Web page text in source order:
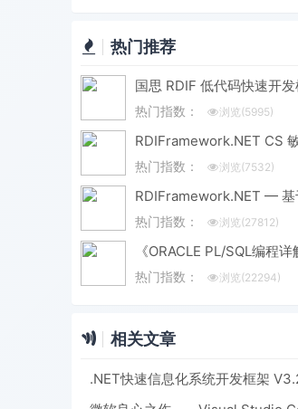
热门推荐
热门指数：
浏览(5995)
热门指数：
浏览(7532)
热门指数：
浏览(27812)
热门指数：
浏览(22294)
相关文章